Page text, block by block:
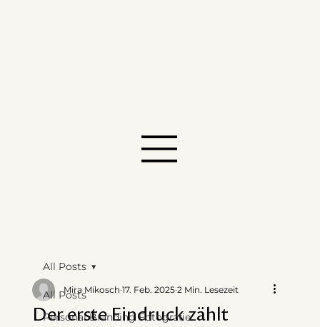
All Posts
Personal Branding Fotografie
All Posts
Der erste Eindruck zählt
Mira Mikosch 17. Feb. 2025 2 Min. Lesezeit